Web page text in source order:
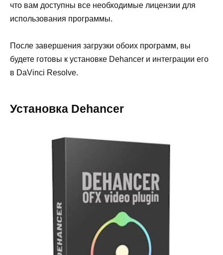
что вам доступны все необходимые лицензии для
использования программы.
После завершения загрузки обоих программ, вы
будете готовы к установке Dehancer и интеграции его
в DaVinci Resolve.
Установка Dehancer